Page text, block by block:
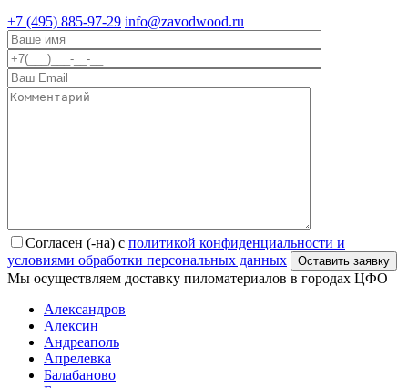
+7 (495) 885-97-29 info@zavodwood.ru
Согласен (-на) с политикой конфиденциальности и
условиями обработки персональных данных
Мы осуществляем доставку пиломатериалов в городах ЦФО
Александров
Алексин
Андреаполь
Апрелевка
Балабаново